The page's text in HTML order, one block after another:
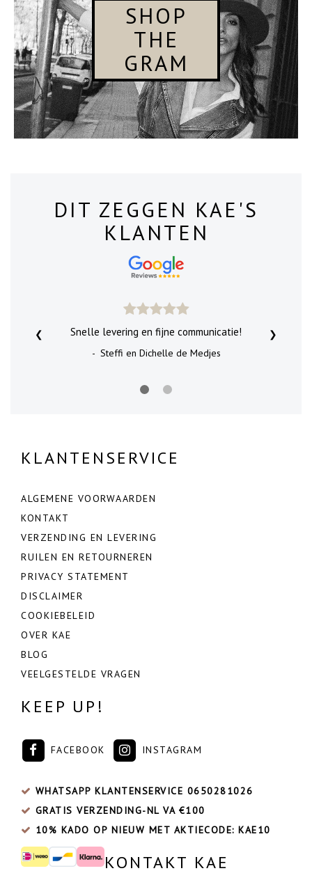
SHOP
THE
GRAM
DIT ZEGGEN KAE'S
KLANTEN
Snelle levering en fijne communicatie!
- Steffi en Dichelle de Medjes
❮ ❯
KLANTENSERVICE
ALGEMENE VOORWAARDEN
KONTAKT
VERZENDING EN LEVERING
RUILEN EN RETOURNEREN
PRIVACY STATEMENT
DISCLAIMER
COOKIEBELEID
OVER KAE
BLOG
VEELGESTELDE VRAGEN
KEEP UP!
FACEBOOK INSTAGRAM
WHATSAPP KLANTENSERVICE 0650281026
GRATIS VERZENDING-NL VA €100
10% KADO OP NIEUW MET AKTIECODE: KAE10
KONTAKT KAE